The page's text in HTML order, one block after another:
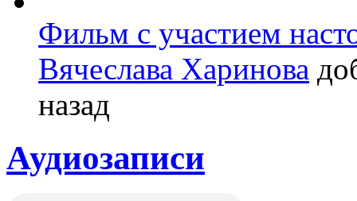
Фильм с участием
Вячеслава Харинова
назад
Аудиозаписи